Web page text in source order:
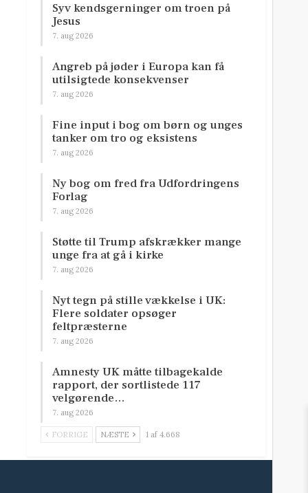
Syv kendsgerninger om troen på
Jesus
7. aug 2026
Angreb på jøder i Europa kan få
utilsigtede konsekvenser
7. aug 2026
Fine input i bog om børn og unges
tanker om tro og eksistens
7. aug 2026
Ny bog om fred fra Udfordringens
Forlag
7. aug 2026
Støtte til Trump afskrækker mange
unge fra at gå i kirke
7. aug 2026
Nyt tegn på stille vækkelse i UK:
Flere soldater opsøger
feltpræsterne
7. aug 2026
Amnesty UK måtte tilbagekalde
rapport, der sortlistede 117
velgørende…
7. aug 2026
FORRIGE NÆSTE 1 af 4.668